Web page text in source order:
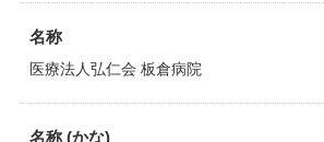
名称
医療法人弘仁会 板倉病院
名称 (かな)